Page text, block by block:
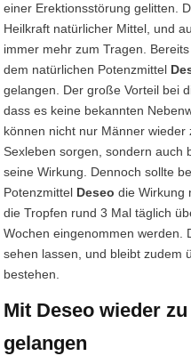
einer Erektionsstörung gelitten.
Heilkraft natürlicher Mittel, und
immer mehr zum Tragen.
dem natürlichen Potenzmittel
gelangen. Der große Vorteil bei
dass es keine bekannten
können nicht nur Männer
Sexleben sorgen, sondern auch
seine Wirkung. Dennoch sollte
Potenzmittel Deseo die Wirkung
die Tropfen rund 3 Mal täglich
Wochen eingenommen werden.
sehen lassen, und bleibt zudem
bestehen.
Mit Deseo wieder
gelangen